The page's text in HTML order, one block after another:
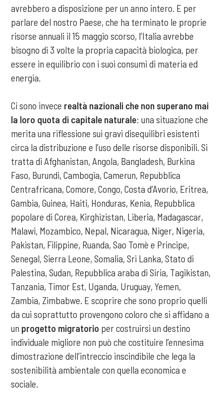
avrebbero a disposizione per un anno intero. E per
parlare del nostro Paese, che ha terminato le proprie
risorse annuali il 15 maggio scorso, l’Italia avrebbe
bisogno di 3 volte la propria capacità biologica, per
essere in equilibrio con i suoi consumi di materia ed
energia.
Ci sono invece realtà nazionali che non superano mai
la loro quota di capitale naturale: una situazione che
merita una riflessione sui gravi disequilibri esistenti
circa la distribuzione e l’uso delle risorse disponibili. Si
tratta di Afghanistan, Angola, Bangladesh, Burkina
Faso, Burundi, Cambogia, Camerun, Repubblica
Centrafricana, Comore, Congo, Costa d’Avorio, Eritrea,
Gambia, Guinea, Haiti, Honduras, Kenia, Repubblica
popolare di Corea, Kirghizistan, Liberia, Madagascar,
Malawi, Mozambico, Nepal, Nicaragua, Niger, Nigeria,
Pakistan, Filippine, Ruanda, Sao Tomè e Principe,
Senegal, Sierra Leone, Somalia, Sri Lanka, Stato di
Palestina, Sudan, Repubblica araba di Siria, Tagikistan,
Tanzania, Timor Est, Uganda, Uruguay, Yemen,
Zambia, Zimbabwe. E scoprire che sono proprio quelli
da cui soprattutto provengono coloro che si affidano a
un progetto migratorio per costruirsi un destino
individuale migliore non può che costituire l’ennesima
dimostrazione dell’intreccio inscindibile che lega la
sostenibilità ambientale con quella economica e
sociale.